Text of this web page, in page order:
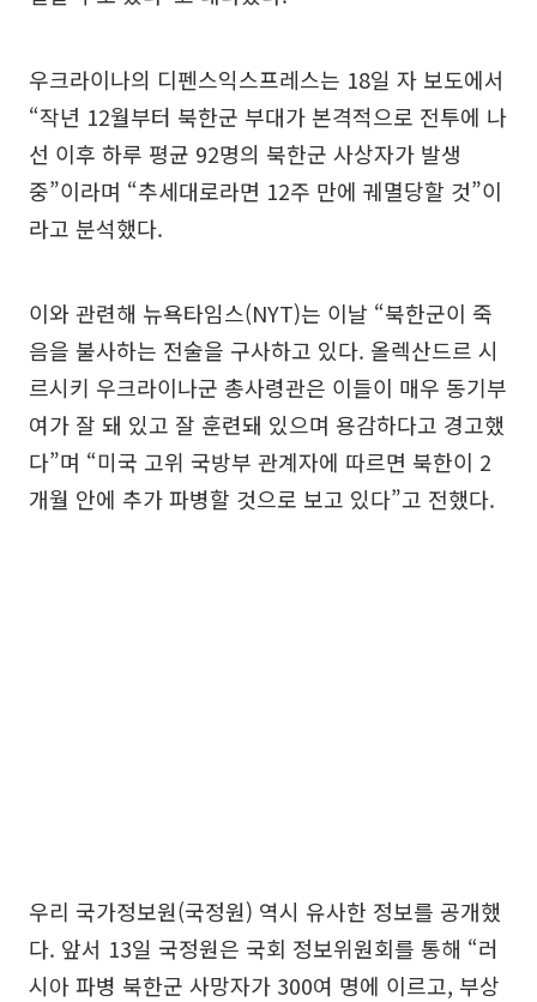
우크라이나의 디펜스익스프레스는 18일 자 보도에서
“작년 12월부터 북한군 부대가 본격적으로 전투에 나
선 이후 하루 평균 92명의 북한군 사상자가 발생
중”이라며 “추세대로라면 12주 만에 궤멸당할 것”이
라고 분석했다.
이와 관련해 뉴욕타임스(NYT)는 이날 “북한군이 죽
음을 불사하는 전술을 구사하고 있다. 올렉산드르 시
르시키 우크라이나군 총사령관은 이들이 매우 동기부
여가 잘 돼 있고 잘 훈련돼 있으며 용감하다고 경고했
다”며 “미국 고위 국방부 관계자에 따르면 북한이 2
개월 안에 추가 파병할 것으로 보고 있다”고 전했다.
우리 국가정보원(국정원) 역시 유사한 정보를 공개했
다. 앞서 13일 국정원은 국회 정보위원회를 통해 “러
시아 파병 북한군 사망자가 300여 명에 이르고, 부상